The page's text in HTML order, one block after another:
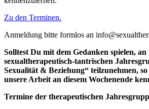
Zu den Terminen.
Anmeldung bitte formlos an
Solltest Du mit dem Gedanken spielen, an
sexualtherapeutisch-tantrischen
Sexualität & Beziehung“ teilzunehmen,
unsere Arbeit an diesem Wochenende
Termine der therapeutischen